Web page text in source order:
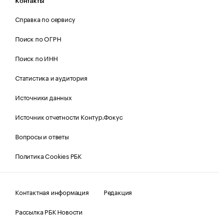
Справка по сервису
Поиск по ОГРН
Поиск по ИНН
Статистика и аудитория
Источники данных
Источник отчетности Контур.Фокус
Вопросы и ответы
Политика Cookies РБК
Контактная информация
Редакция
Рассылка РБК Новости